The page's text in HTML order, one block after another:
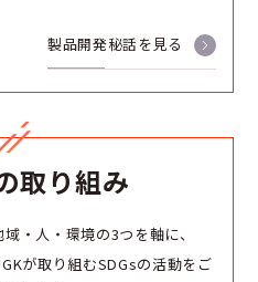
製品開発秘話を見る
取り組み
域・人・環境の3つを軸に、
が取り組むSDGsの活動をご